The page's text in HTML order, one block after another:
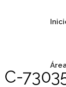
C-